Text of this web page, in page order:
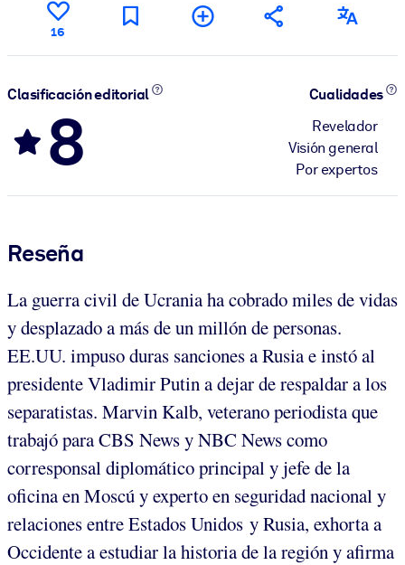
16
Clasificación editorial
8
Cualidades
Revelador
Visión general
Por expertos
Reseña
La guerra civil de Ucrania ha cobrado miles de vidas
y desplazado a más de un millón de personas.
EE.UU. impuso duras sanciones a Rusia e instó al
presidente Vladimir Putin a dejar de respaldar a los
separatistas. Marvin Kalb, veterano periodista que
trabajó para CBS News y NBC News como
corresponsal diplomático principal y jefe de la
oficina en Moscú y experto en seguridad nacional y
relaciones entre Estados Unidos y Rusia, exhorta a
Occidente a estudiar la historia de la región y afirma